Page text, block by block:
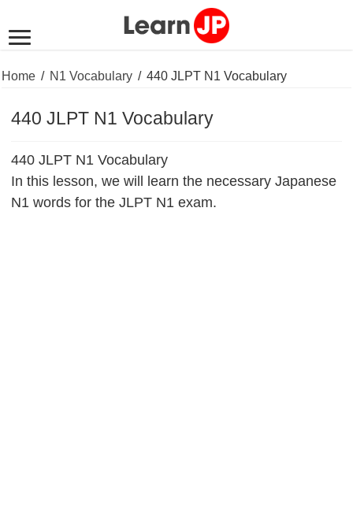
Home / N1 Vocabulary / 440 JLPT N1 Vocabulary
440 JLPT N1 Vocabulary
440 JLPT N1 Vocabulary
In this lesson, we will learn the necessary Japanese
N1 words for the JLPT N1 exam.